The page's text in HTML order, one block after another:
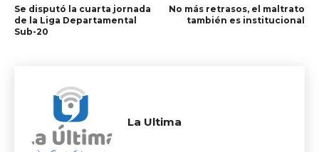
Se disputó la cuarta jornada
de la Liga Departamental
Sub-20
No más retrasos, el maltrato
también es institucional
La Ultima